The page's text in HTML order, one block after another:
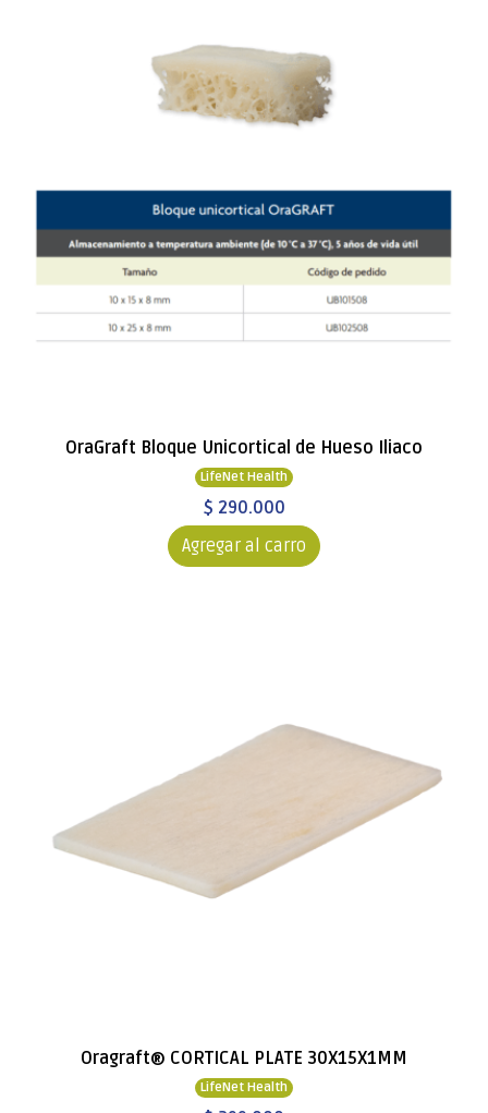
OraGraft Bloque Unicortical de Hueso Iliaco
LifeNet Health
$ 290.000
Agregar al carro
Oragraft® CORTICAL PLATE 30X15X1MM
LifeNet Health